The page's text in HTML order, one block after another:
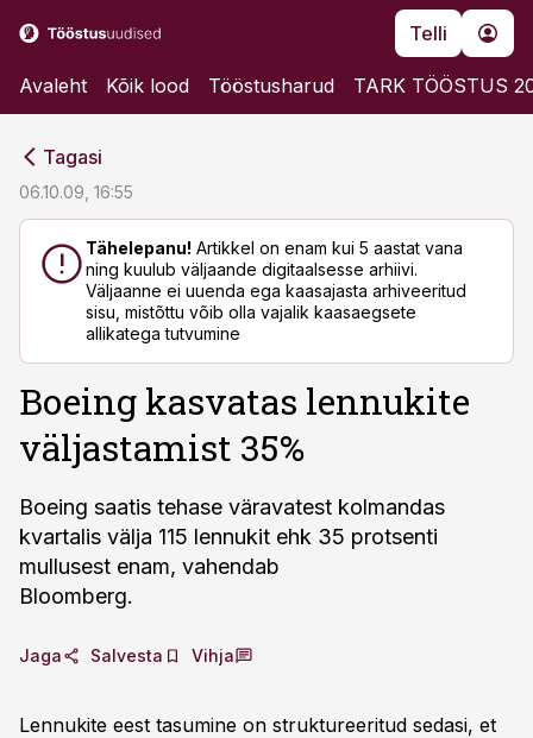
Telli
Avaleht Kõik lood Tööstusharud TARK TÖÖSTUS
Tagasi
06.10.09, 16:55
Tähelepanu! Artikkel on enam kui 5 aastat vana
ning kuulub väljaande digitaalsesse arhiivi.
Väljaanne ei uuenda ega kaasajasta arhiveeritud
sisu, mistõttu võib olla vajalik kaasaegsete
allikatega tutvumine
Boeing kasvatas lennukite
väljastamist 35%
Boeing saatis tehase väravatest kolmandas
kvartalis välja 115 lennukit ehk 35 protsenti
mullusest enam, vahendab
Bloomberg.
Jaga Salvesta Vihja
Lennukite eest tasumine on struktureeritud sedasi, et